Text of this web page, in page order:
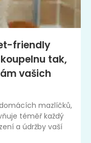
friendly
tak,
vašich
mazlíčků,
téměř každý
a údržby vaší